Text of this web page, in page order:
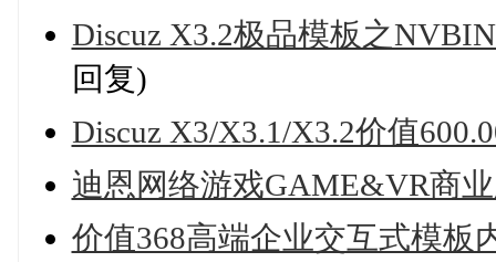
Discuz X3.2极品模板之
回复)
Discuz X3/X3.1/X3.2价值
迪恩网络游戏GAME&VR商
价值368高端企业交互式模板